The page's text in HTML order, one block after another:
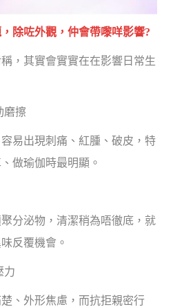
除咗外觀，仲會帶嚟咩影響?
，其實會實實在在影響日常生
磨擦
易出現刺痛、紅腫、破皮，特
做瑜伽時最明顯。
分泌物，清潔稍為唔徹底，就
味反覆機會。
力
、外形焦慮，而抗拒親密行